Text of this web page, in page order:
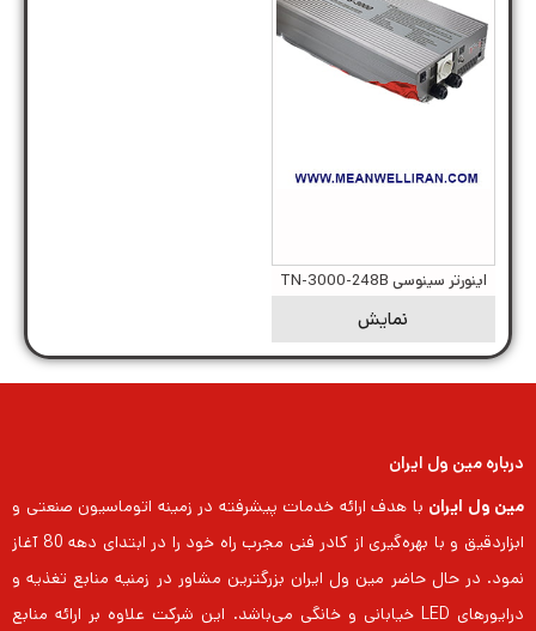
اینورتر سینوسی TN-3000-248B
نمایش
درباره مین ول ایران
مین ول ایران با هدف ارائه خدمات پیشرفته در زمینه اتوماسیون صنعتی و
ابزاردقیق و با بهره‌گیری از کادر فنی مجرب راه خود را در ابتدای دهه 80 آغاز
نمود. در حال حاضر مین ول ایران بزرگترین مشاور در زمنیه منابع تغذیه و
درایورهای LED خیابانی و خانگی می‌باشد. این شرکت علاوه بر ارائه منابع